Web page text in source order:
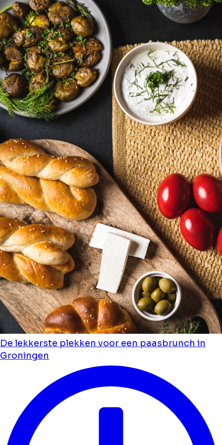
De lekkerste plekken voor een paasbrunch in
Groningen